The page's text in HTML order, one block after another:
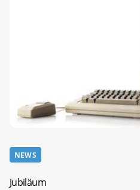
NEWS
Jubiläum